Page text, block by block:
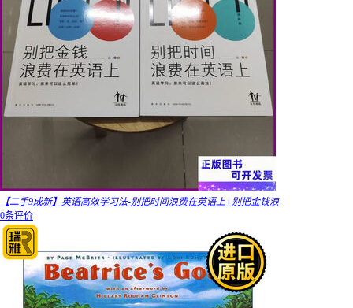
【二手9成新】英语高效学习法-别把时间浪费在英语上+别把金钱浪
0条评价